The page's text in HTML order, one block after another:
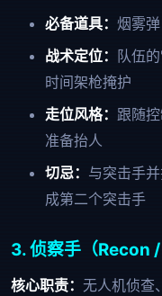
必备道具： 烟雾
战术定位： 队伍
时间架枪掩护
走位风格： 跟随
准备抬人
切忌： 与突击手
成第二个突击手
3. 侦察手（Recon /
核心职责： 无人机侦查